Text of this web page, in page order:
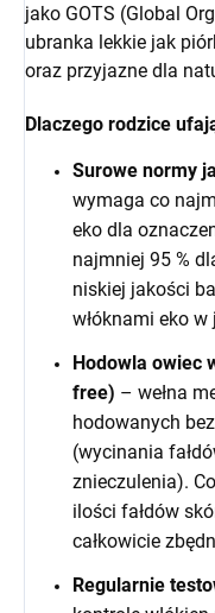
jako GOTS (Global
ubranka lekkie jak
oraz przyjazne dla
Dlaczego rodzice
Surowe normy
wymaga co
eko dla
najmniej 95 %
niskiej jakości
włóknami eko
Hodowla owiec
free) – wełna
hodowanych
(wycinania
znieczulenia).
ilości fałdów
całkowicie
Regularnie